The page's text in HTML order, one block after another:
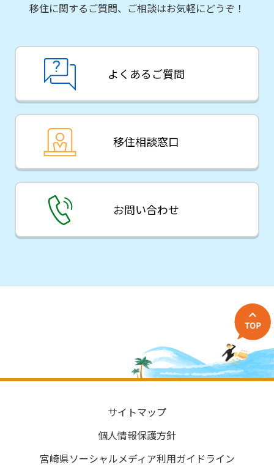
移住に関するご質問、ご相談はお気軽にどうぞ！
よくあるご質問
移住相談窓口
お問い合わせ
サイトマップ
個人情報保護方針
宮崎県ソーシャルメディア利用ガイドライン